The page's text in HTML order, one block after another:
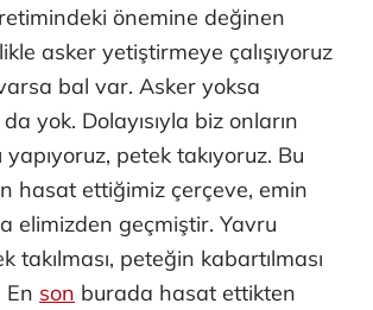
önemine değinen
asker yetiştirmeye çalışıyoruz
bal var. Asker yoksa
yok. Dolayısıyla biz onların
yapıyoruz, petek takıyoruz. Bu
hasat ettiğimiz çerçeve, emin
elimizden geçmiştir. Yavru
takılması, peteğin kabartılması
En son burada hasat ettikten